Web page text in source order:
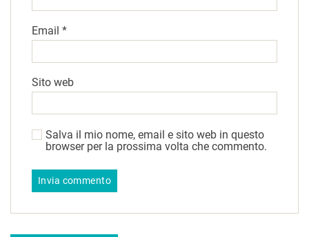
Email *
Sito web
Salva il mio nome, email e sito web in questo
browser per la prossima volta che commento.